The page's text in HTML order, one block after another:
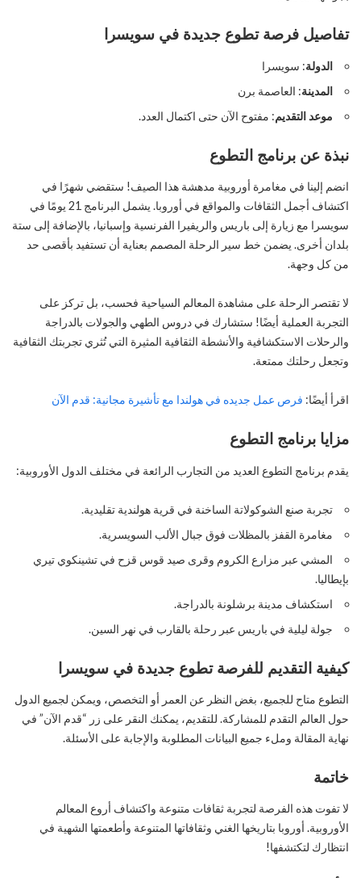
تفاصيل فرصة تطوع جديدة في سويسرا
الدولة: سويسرا
المدينة: العاصمة برن
موعد التقديم: مفتوح الآن حتى اكتمال العدد.
نبذة عن برنامج التطوع
انضم إلينا في مغامرة أوروبية مدهشة هذا الصيف! ستقضي شهرًا في
اكتشاف أجمل الثقافات والمواقع في أوروبا. يشمل البرنامج 21 يومًا في
سويسرا مع زيارة إلى باريس والريفيرا الفرنسية وإسبانيا، بالإضافة إلى ستة
بلدان أخرى. يضمن خط سير الرحلة المصمم بعناية أن تستفيد بأقصى حد
من كل وجهة.
لا تقتصر الرحلة على مشاهدة المعالم السياحية فحسب، بل تركز على
التجربة العملية أيضًا! ستشارك في دروس الطهي والجولات بالدراجة
والرحلات الاستكشافية والأنشطة الثقافية المثيرة التي تُثري تجربتك الثقافية
وتجعل رحلتك ممتعة.
اقرأ أيضًا: فرص عمل جديده في هولندا مع تأشيرة مجانية: قدم الآن
مزايا برنامج التطوع
يقدم برنامج التطوع العديد من التجارب الرائعة في مختلف الدول الأوروبية:
تجربة صنع الشوكولاتة الساخنة في قرية هولندية تقليدية.
مغامرة القفز بالمظلات فوق جبال الألب السويسرية.
المشي عبر مزارع الكروم وقرى صيد قوس قزح في تشينكوي تيري
بإيطاليا.
استكشاف مدينة برشلونة بالدراجة.
جولة ليلية في باريس عبر رحلة بالقارب في نهر السين.
كيفية التقديم للفرصة تطوع جديدة في سويسرا
التطوع متاح للجميع، بغض النظر عن العمر أو التخصص، ويمكن لجميع الدول
حول العالم التقدم للمشاركة. للتقديم، يمكنك النقر على زر “قدم الآن” في
نهاية المقالة وملء جميع البيانات المطلوبة والإجابة على الأسئلة.
خاتمة
لا تفوت هذه الفرصة لتجربة ثقافات متنوعة واكتشاف أروع المعالم
الأوروبية. أوروبا بتاريخها الغني وثقافاتها المتنوعة وأطعمتها الشهية في
انتظارك لتكتشفها!